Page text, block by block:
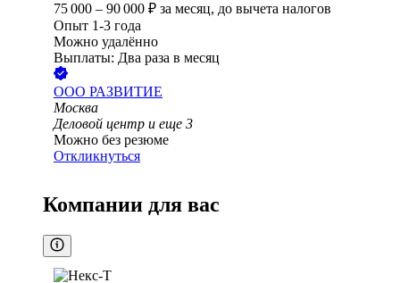
75 000 – 90 000 ₽ за месяц, до вычета налогов
Опыт 1-3 года
Можно удалённо
Выплаты: Два раза в месяц
ООО РАЗВИТИЕ
Москва
Деловой центр и еще 3
Можно без резюме
Откликнуться
Компании для вас